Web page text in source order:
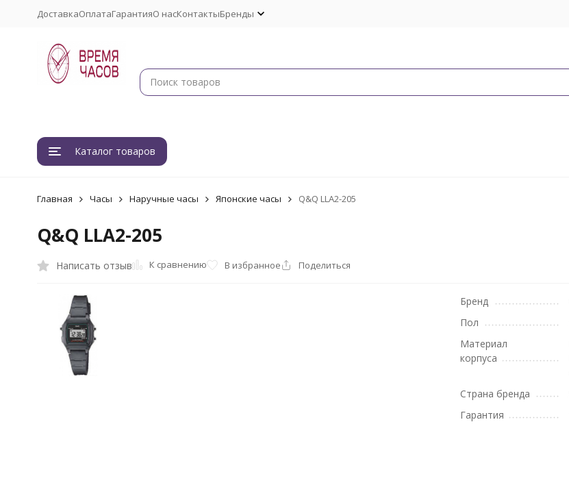
ДоставкаОплатаГарантияО насКонтактыБренды
Каталог товаров
Главная Часы Наручные часы Японские часы Q&Q LLA2-205
Q&Q LLA2-205
Написать отзыв К сравнению В избранное Поделиться
Бренд
Пол
Материал
корпуса
Страна бренда
Гарантия